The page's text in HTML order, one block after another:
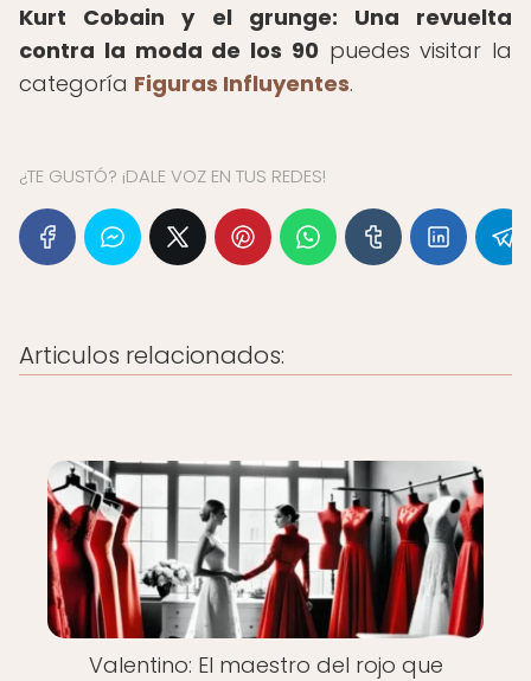
Kurt Cobain y el grunge: Una revuelta
contra la moda de los 90 puedes visitar la
categoría Figuras Influyentes.
¿TE GUSTÓ? ¡DALE VOZ EN TUS REDES!
Articulos relacionados:
Valentino: El maestro del rojo que